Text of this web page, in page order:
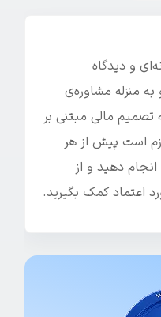
و دیدگاه
منزله مشاوره‌ی
مالی مبتنی بر
است پیش از هر
دهید و از
اعتماد کمک بگیرید.